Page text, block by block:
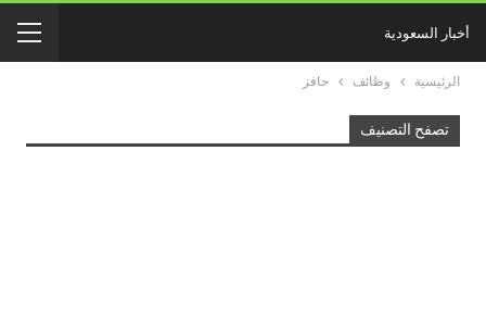
أخبار السعودية
الرئيسية وظائف حافز
تصفح التصنيف